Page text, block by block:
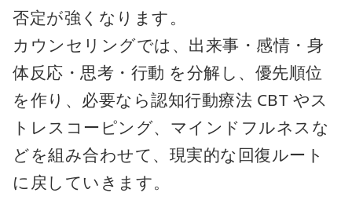
否定が強くなります。
カウンセリングでは、出来事・感情・身
体反応・思考・行動 を分解し、優先順位
を作り、必要なら認知行動療法 CBT やス
トレスコーピング、マインドフルネスな
どを組み合わせて、現実的な回復ルート
に戻していきます。